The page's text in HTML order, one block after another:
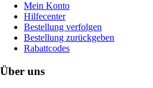
Mein Konto
Hilfecenter
Bestellung verfolgen
Bestellung zurückgeben
Rabattcodes
Über uns